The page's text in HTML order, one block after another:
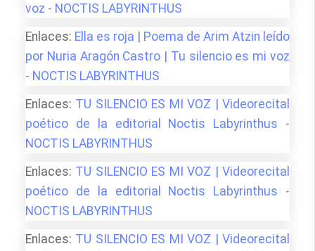
voz - NOCTIS LABYRINTHUS
Enlaces: Ella es roja | Poema de Arim Atzin leído
por Nuria Aragón Castro | Tu silencio es mi voz
- NOCTIS LABYRINTHUS
Enlaces: TU SILENCIO ES MI VOZ | Videorecital
poético de la editorial Noctis Labyrinthus -
NOCTIS LABYRINTHUS
Enlaces: TU SILENCIO ES MI VOZ | Videorecital
poético de la editorial Noctis Labyrinthus -
NOCTIS LABYRINTHUS
Enlaces: TU SILENCIO ES MI VOZ | Videorecital